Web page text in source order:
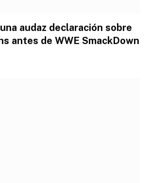
audaz declaración sobre
antes de WWE SmackDown